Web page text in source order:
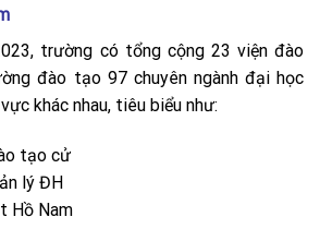
trường có tổng cộng 23 viện đào
đào tạo 97 chuyên ngành đại học
khác nhau, tiêu biểu như:
tạo cử
lý ĐH
Hồ Nam